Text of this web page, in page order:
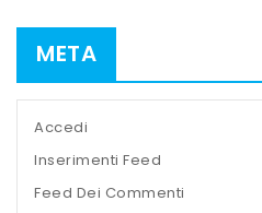
META
Accedi
Inserimenti Feed
Feed Dei Commenti